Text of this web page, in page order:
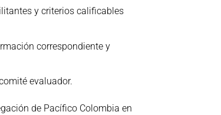
y criterios calificables
correspondiente y
evaluador.
de Pacífico Colombia en